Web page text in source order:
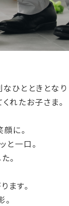
ひとときとなり
れたお子さま。
に。
と一口。
。
ます。